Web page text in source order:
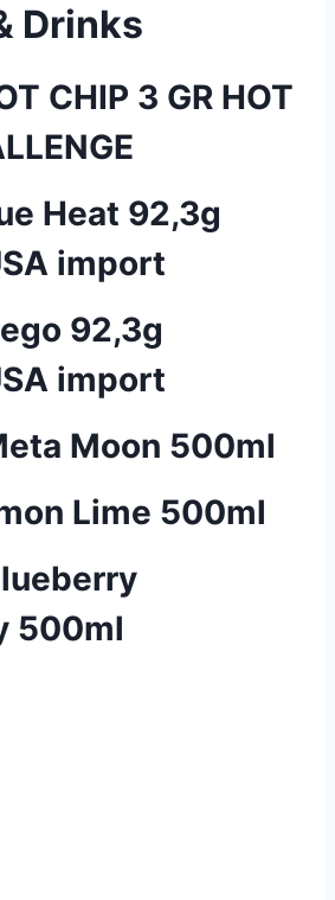
Drinks
CHIP 3 GR HOT
Heat 92,3g
import
92,3g
import
Moon 500ml
Lime 500ml
500ml